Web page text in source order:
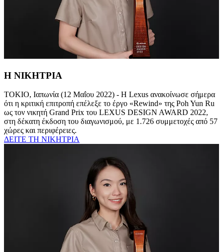
Η ΝΙΚΗΤΡΙΑ
ΤΟΚΙΟ, Ιαπωνία (12 Μαΐου 2022) - Η Lexus ανακοίνωσε σήμερα
ότι η κριτική επιτροπή επέλεξε το έργο «Rewind» της Poh Yun Ru
ως τον νικητή Grand Prix του LEXUS DESIGN AWARD 2022,
στη δέκατη έκδοση του διαγωνισμού, με 1.726 συμμετοχές από 57
χώρες και περιφέρειες.
ΔΕΙΤΕ ΤΗ ΝΙΚΗΤΡΙΑ